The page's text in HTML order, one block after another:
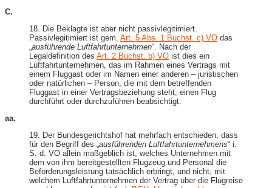
C.
18. Die Beklagte ist aber nicht passivlegitimiert.
Passivlegitimiert ist gem. Art. 5 Abs. 1 Buchst. c) VO das
ausführende Luftfahrtunternehmen“. Nach der
Legaldefinition des Art. 2 Buchst. b) VO ist dies ein
Luftfahrtunternehmen, das im Rahmen eines Vertrags mit
einem Fluggast oder im Namen einer anderen – juristischen
oder natürlichen – Person, die mit dem betreffenden
Fluggast in einer Vertragsbeziehung steht, einen Flug
durchführt oder durchzuführen beabsichtigt.
aa.
19. Der Bundesgerichtshof hat mehrfach entschieden, dass
für den Begriff des „ ausführenden Luftfahrtunternehmens“ i.
S. d. VO allein maßgeblich ist, welches Unternehmen mit
dem von ihm bereitgestellten Flugzeug und Personal die
Beförderungsleistung tatsächlich erbringt, und nicht, mit
welchem Luftfahrtunternehmen der Vertrag über die Flugreise